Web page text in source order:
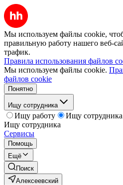
Мы используем файлы cookie,
правильную работу нашего веб-
трафик.
Правила использования файлов
Мы используем файлы cookie.
файлов cookie
Понятно
Ищу сотрудника
Ищу работу
Ищу сотрудника
Ищу сотрудника
Сервисы
Помощь
Ещё
Поиск
Алексеевский